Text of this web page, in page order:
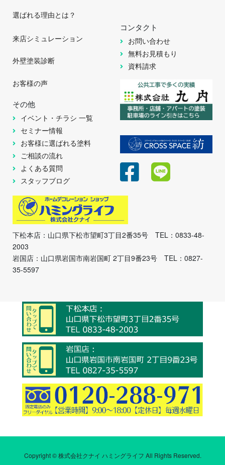
選ばれる理由とは？
来店シミュレーション
外壁塗装診断
お客様の声
その他
イベント・チラシ 一覧
セミナー情報
お客様に選ばれる塗料
ご相談の流れ
よくある質問
スタッフブログ
コンタクト
お問い合わせ
無料お見積もり
資料請求
下松本店：山口県下松市望町3丁目2番35号 TEL：0833-48-
2003
岩国店：山口県岩国市南岩国町 2丁目9番23号 TEL：0827-
35-5597
Copyright © 株式会社クナイ ハミングライフ All Rights Reserved.